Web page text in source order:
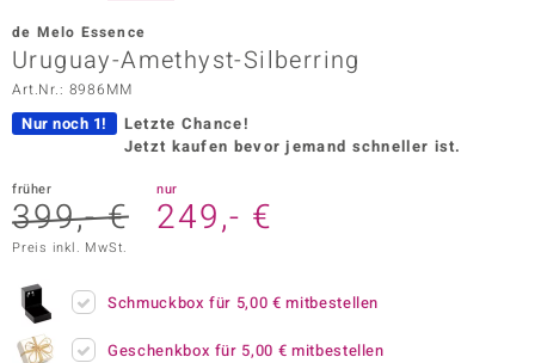
Vogue
de Melo Essence
Uruguay-Amethyst-Silberring
Art.Nr.: 8986MM
Nur noch 1!
Letzte Chance!
Jetzt kaufen bevor jemand schneller ist.
früher
399,- €
nur
249,- €
Preis inkl. MwSt.
Schmuckbox für 5,00 € mitbestellen
Geschenkbox für 5,00 € mitbestellen